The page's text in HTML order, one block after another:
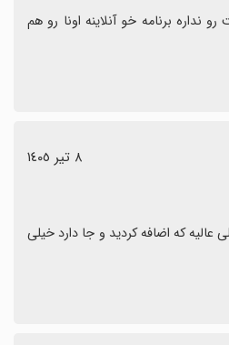
٨ تیر ١٤٠٥